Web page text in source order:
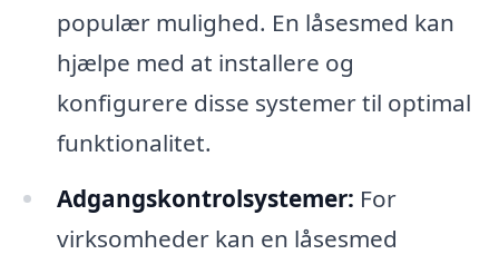
populær mulighed. En låsesmed kan
hjælpe med at installere og
konfigurere disse systemer til optimal
funktionalitet.
Adgangskontrolsystemer: For
virksomheder kan en låsesmed